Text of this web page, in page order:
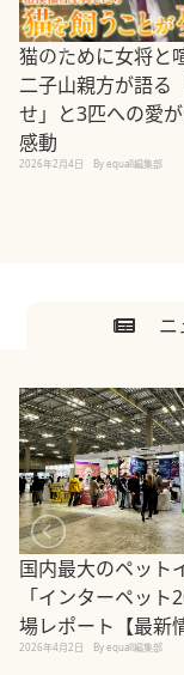
猫のために女将と
二子山親方が語る
せ」と3匹への愛
感動
2026年2月4日 By equall編集部
ニ
国内最大のペット
「インターペット
場レポート【最新
2026年4月2日 By equall編集部